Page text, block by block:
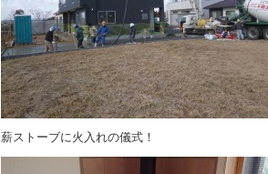
薪ストーブに火入れの儀式！